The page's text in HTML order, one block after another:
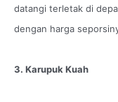
datangi terletak di
dengan harga
3. Karupuk Kuah